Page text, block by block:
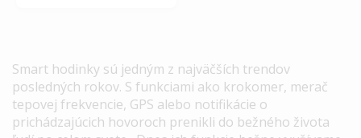
Smart hodinky sú jedným z najväčších trendov
posledných rokov. S funkciami ako krokomer, merač
tepovej frekvencie, GPS alebo notifikácie o
prichádzajúcich hovoroch prenikli do bežného života